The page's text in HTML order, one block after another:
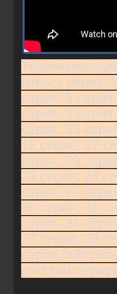
Ночь 1 серия,
серия, 5
серия, 9
серия, 13
16 серия, 17
серия, 20
23 серия, 24
серия, 27
30 серия, 31
серия, 34
37 серия, 38
серия
русским